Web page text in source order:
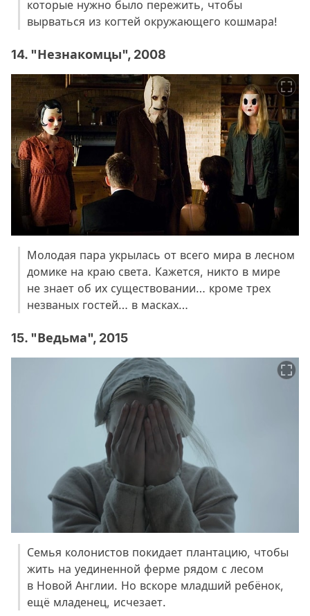
которые нужно было пережить, чтобы
вырваться из когтей окружающего кошмара!
14. "Незнакомцы", 2008
Молодая пара укрылась от всего мира в лесном
домике на краю света. Кажется, никто в мире
не знает об их существовании… кроме трех
незваных гостей… в масках…
15. "Ведьма", 2015
Семья колонистов покидает плантацию, чтобы
жить на уединенной ферме рядом с лесом
в Новой Англии. Но вскоре младший ребёнок,
ещё младенец, исчезает.